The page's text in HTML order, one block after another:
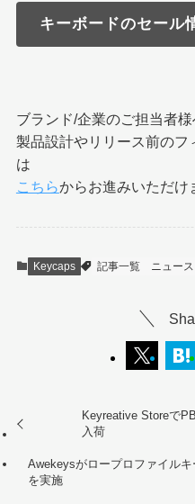
キーボードのセール
ブランド/企業のご担当者様
製品設計やリリース前のフ
は
こちらからお進みいただけ
Keycaps 記事一覧 ニュース
Keyreative Storeで
入荷
Awekeysがロープロファイル
を実施